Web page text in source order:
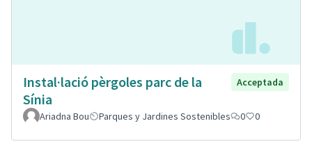
Instal·lació pèrgoles parc de la
Sínia
Acceptada
Ariadna Bou Parques y Jardines Sostenibles 0 0